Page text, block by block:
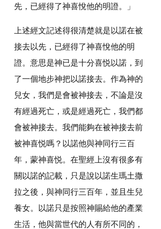
先，已經得了神喜悅他的明證。」
上述經文記述得很清楚就是以諾在被
接去以先，已經得了神喜悅他的明
證。意思是神已是十分喜悦以諾，到
了一個地步神把以諾接去。作為神的
兒女，我們是會被神接去，不論是沒
有經過死亡，或是經過死亡，我們都
會被神接去。我們能夠在被神接去前
被神喜悦嗎？以諾他與神同行三百
年，蒙神喜悦。在聖經上沒有很多有
關以諾的記載，只是說以諾生瑪土撒
拉之後，與神同行三百年，並且生兒
養女。以諾只是按照神賜給他的產業
生活，他與當世代的人有所不同的，